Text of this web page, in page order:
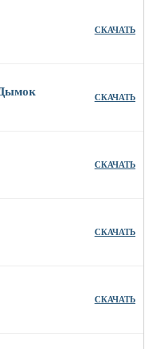
СКАЧАТЬ
СКАЧАТЬ
СКАЧАТЬ
СКАЧАТЬ
СКАЧАТЬ